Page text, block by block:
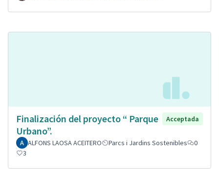
Finalización del proyecto “ Parque
Urbano”.
Acceptada
ALFONS LAOSA ACEITERO Parcs i Jardins Sostenibles
0
3